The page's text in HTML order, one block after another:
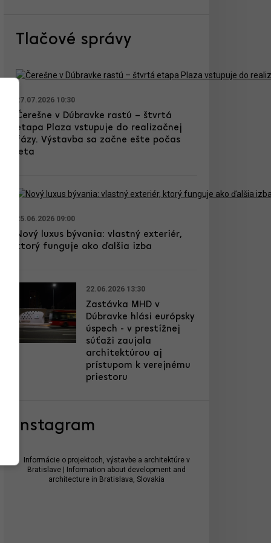
Tlačové správy
27.07.2026 10:30
Čerešne v Dúbravke rastú – štvrtá
etapa Plaza vstupuje do realizačnej
fázy. Výstavba sa začne ešte počas
leta
25.06.2026 09:00
Nový luxus bývania: vlastný exteriér,
ktorý funguje ako ďalšia izba
22.06.2026 13:30
Zastávka MHD v
Dúbravke hlási európsky
úspech - v prestížnej
súťaži zaujala
architektúrou aj
prístupom k verejnému
priestoru
Instagram
Informácie o projektoch, výstavbe a architektúre v
Bratislave | Information about development and
architecture in Bratislava, Slovakia